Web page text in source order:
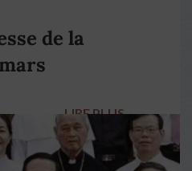
de la
LIRE PLUS →